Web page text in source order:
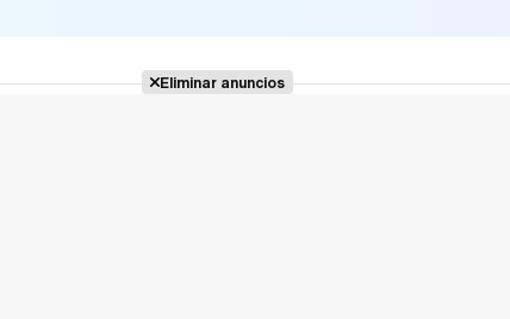
Eliminar anuncios